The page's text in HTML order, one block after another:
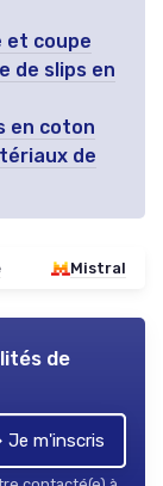
et coupe
de slips en
en coton
de
Mistral
de
Je m'inscris